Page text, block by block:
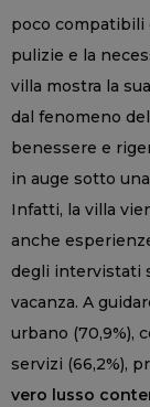
poco compatibili
pulizie e la
villa mostra la
dal fenomeno
benessere e
in auge sotto
Infatti, la villa
anche
degli intervistati
vacanza. A
urbano (70,9%),
servizi (66,2%),
vero lusso